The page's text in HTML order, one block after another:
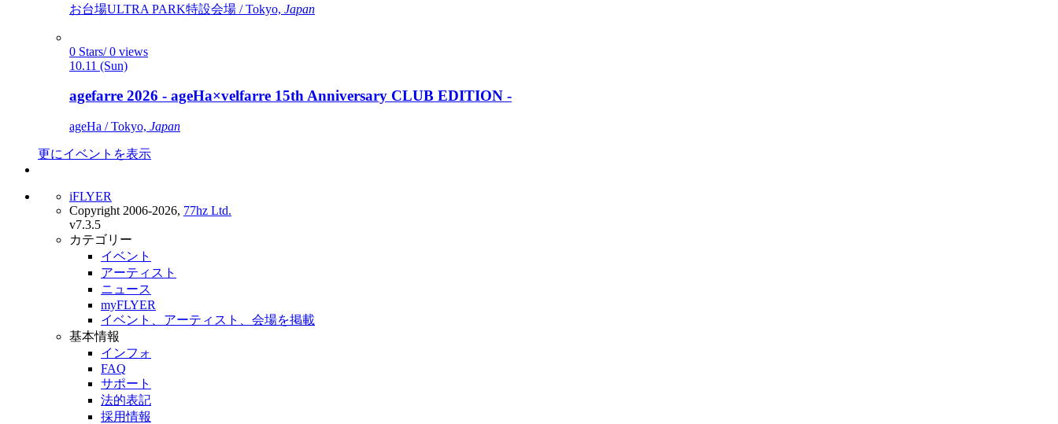
お台場ULTRA PARK特設会場 / Tokyo, Japan
0 Stars/ 0 views
10.11 (Sun)
agefarre 2026 - ageHa×velfarre 15th Anniversary CLUB EDITION -
ageHa / Tokyo, Japan
更にイベントを表示
iFLYER
Copyright 2006-2026, 77hz Ltd.
v7.3.5
カテゴリー
イベント
アーティスト
ニュース
myFLYER
イベント、アーティスト、会場を掲載
基本情報
インフォ
FAQ
サポート
法的表記
採用情報